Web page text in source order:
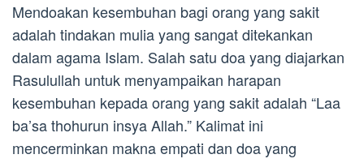
Mendoakan kesembuhan bagi orang yang sakit
adalah tindakan mulia yang sangat ditekankan
dalam agama Islam. Salah satu doa yang diajarkan
Rasulullah untuk menyampaikan harapan
kesembuhan kepada orang yang sakit adalah “Laa
ba’sa thohurun insya Allah.” Kalimat ini
mencerminkan makna empati dan doa yang